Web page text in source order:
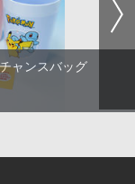
ャンスバッグ